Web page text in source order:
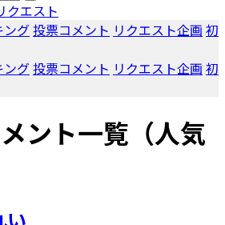
クエスト
ング投票コメント リクエスト企画 初
ング投票コメント リクエスト企画 初
ント一覧（人気
い